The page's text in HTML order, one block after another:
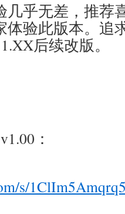
几乎无差，推荐
体验此版本。追
后续改版。
：
s/